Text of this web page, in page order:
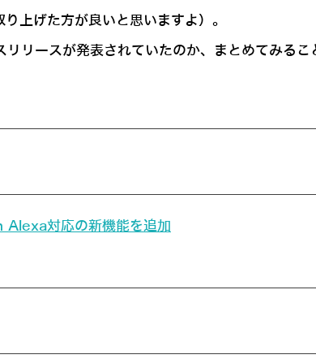
り上げた方が良いと思いますよ）。
リースが発表されていたのか、まとめてみるこ
Alexa対応の新機能を追加